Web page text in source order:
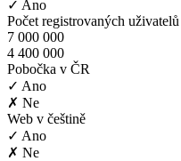
✓ Ano
Počet registrovaných uživatelů
7 000 000
4 400 000
Pobočka v ČR
✓ Ano
✗ Ne
Web v češtině
✓ Ano
✗ Ne